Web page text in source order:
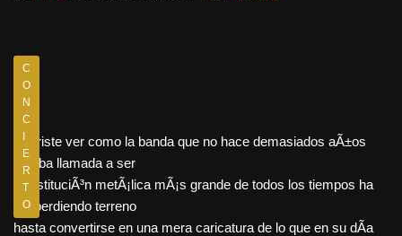
C
O
N
C
I
E
R
T
O
Es triste ver como la banda que no hace demasiados aÃ±os
estaba llamada a ser
la instituciÃ³n metÃ¡lica mÃ¡s grande de todos los tiempos ha
ido perdiendo terreno
hasta convertirse en una mera caricatura de lo que en su dÃ­a